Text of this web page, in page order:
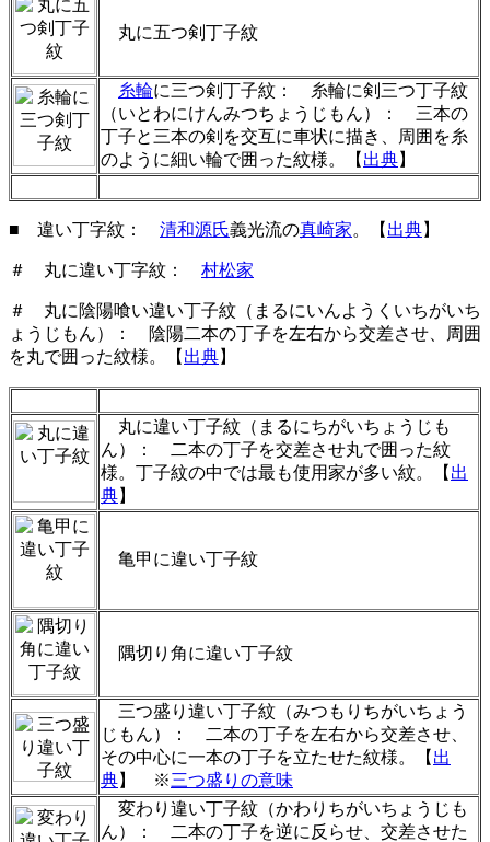
丸に五つ剣丁子紋
糸輪に三つ剣丁子紋： 糸輪に剣三つ丁子紋
（いとわにけんみつちょうじもん）： 三本の
丁子と三本の剣を交互に車状に描き、周囲を糸
のように細い輪で囲った紋様。【 出典】
■ 違い丁字紋 ： 清和源氏義光流の真崎家。 【 出典】
＃ 丸に違い丁字紋： 村松家
＃ 丸に陰陽喰い違い丁子紋（まるにいんようくいちがいち
ょうじもん）： 陰陽二本の丁子を左右から交差させ、周囲
を丸で囲った紋様。【 出典】
丸に違い丁子紋（まるにちがいちょうじも
ん）： 二本の丁子を交差させ丸で囲った紋
様。丁子紋の中では最も使用家が多い紋。【 出
典】
亀甲に違い丁子紋
隅切り角に違い丁子紋
三つ盛り違い丁子紋（みつもりちがいちょう
じもん）： 二本の丁子を左右から交差させ、
その中心に一本の丁子を立たせた紋様。【 出
典】 ※三つ盛りの意味
変わり違い丁子紋（かわりちがいちょうじも
ん）： 二本の丁子を逆に反らせ、交差させた